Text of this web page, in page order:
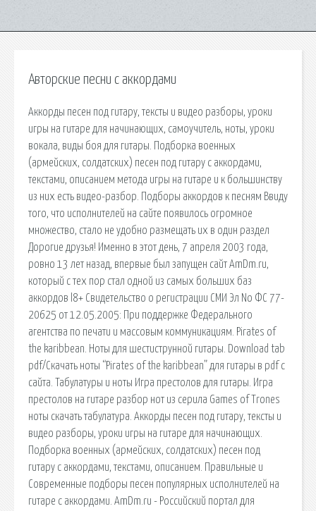
Авторские песни с аккордами
Аккорды песен под гитару, тексты и видео разборы, уроки
игры на гитаре для начинающих, самоучитель, ноты, уроки
вокала, виды боя для гитары. Подборка военных
(армейских, солдатских) песен под гитару с аккордами,
текстами, описанием метода игры на гитаре и к большинству
из них есть видео-разбор. Подборы аккордов к песням Ввиду
того, что исполнителей на сайте появилось огромное
множество, стало не удобно размещать их в один раздел
Дорогие друзья! Именно в этот день, 7 апреля 2003 года,
ровно 13 лет назад, впервые был запущен сайт AmDm.ru,
который с тех пор стал одной из самых больших баз
аккордов l8+ Свидетельство о регистрации СМИ Эл No ФС 77-
20625 от 12.05.2005: При поддержке Федерального
агентства по печати и массовым коммуникациям. Pirates of
the karibbean. Ноты для шестиструнной гитары. Download tab
pdf/Скачать ноты “Pirates of the karibbean” для гитары в pdf с
сайта. Табулатуры и ноты Игра престолов для гитары. Игра
престолов на гитаре разбор нот из серила Games of Trones
ноты скачать табулатура. Аккорды песен под гитару, тексты и
видео разборы, уроки игры на гитаре для начинающих.
Подборка военных (армейских, солдатских) песен под
гитару с аккордами, текстами, описанием. Правильные и
Современные подборы песен популярных исполнителей на
гитаре с аккордами. AmDm.ru - Российский портал для